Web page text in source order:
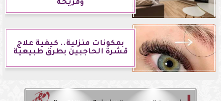
ومريحة
بمكونات منزلية.. كيفية علاج
قشرة الحاجبين بطرق طبيعية